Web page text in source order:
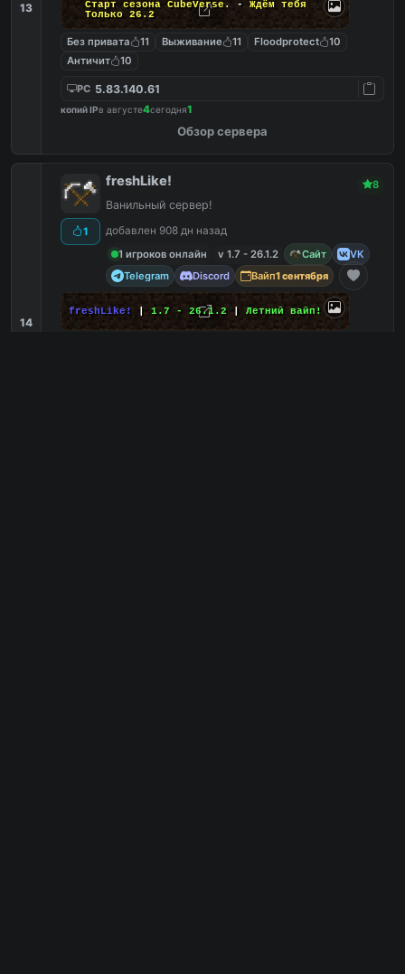
13 Старт сезона CubeVerse. - Ждём тебя
Только 26.2
Без привата 11 Выживание 11 Floodprotect
10
Античит
10
PC 5.83.140.61
копий IPв августе4сегодня1
Обзор сервера
14
1
freshLike! 8
Ванильный сервер!
добавлен 908 дн назад
1 игроков онлайн
v 1.7 - 26.1.2 Сайт
VK
Telegram
Discord Вайп1 сентября
freshLike! 1.7 - 26.1.2 | Летний вайп!